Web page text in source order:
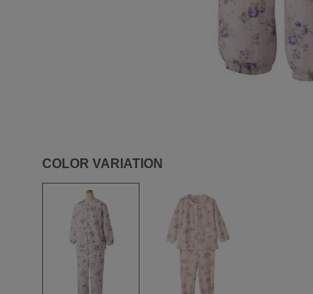
COLOR VARIATION